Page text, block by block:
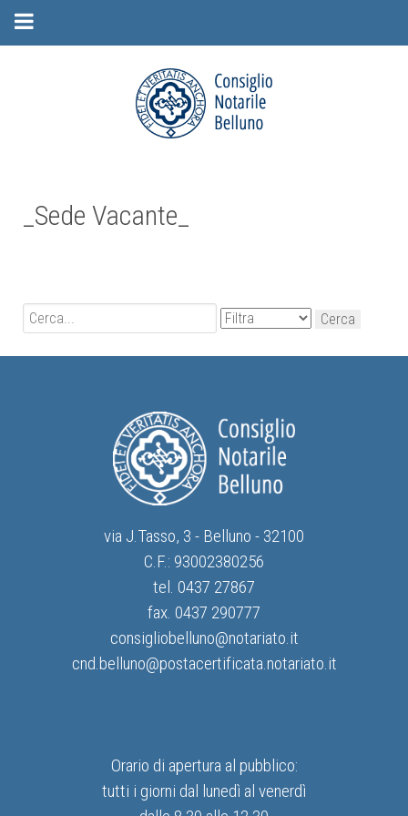
_Sede Vacante_
via J.Tasso, 3 - Belluno - 32100
C.F.: 93002380256
tel. 0437 27867
fax. 0437 290777
consigliobelluno@notariato.it
cnd.belluno@postacertificata.notariato.it
Orario di apertura al pubblico:
tutti i giorni dal lunedì al venerdì